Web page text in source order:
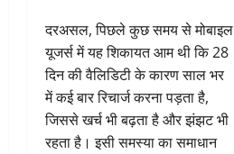
दरअसल, पिछले कुछ समय से मोबाइल
यूजर्स में यह शिकायत आम थी कि 28
दिन की वैलिडिटी के कारण साल भर
में कई बार रिचार्ज करना पड़ता है,
जिससे खर्च भी बढ़ता है और झंझट भी
रहता है। इसी समस्या का समाधान